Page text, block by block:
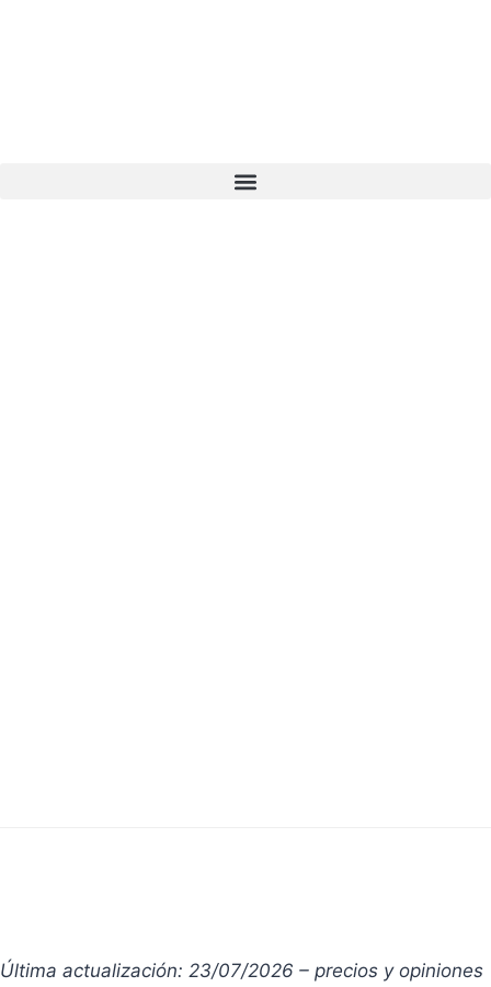
Última actualización: 23/07/2026 – precios y opiniones